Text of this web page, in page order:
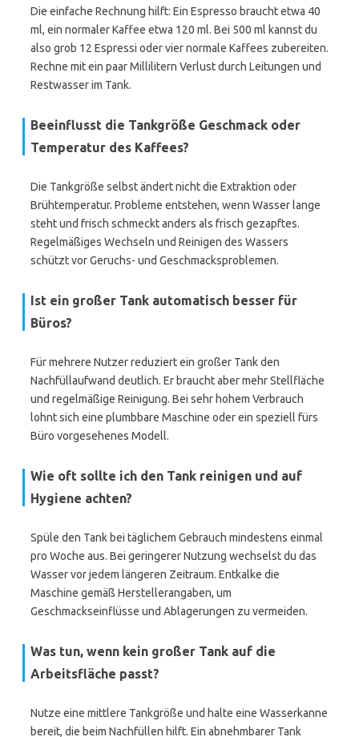
Die einfache Rechnung hilft: Ein Espresso braucht etwa 40
ml, ein normaler Kaffee etwa 120 ml. Bei 500 ml kannst du
also grob 12 Espressi oder vier normale Kaffees zubereiten.
Rechne mit ein paar Millilitern Verlust durch Leitungen und
Restwasser im Tank.
Beeinflusst die Tankgröße Geschmack oder
Temperatur des Kaffees?
Die Tankgröße selbst ändert nicht die Extraktion oder
Brühtemperatur. Probleme entstehen, wenn Wasser lange
steht und frisch schmeckt anders als frisch gezapftes.
Regelmäßiges Wechseln und Reinigen des Wassers
schützt vor Geruchs- und Geschmacksproblemen.
Ist ein großer Tank automatisch besser für
Büros?
Für mehrere Nutzer reduziert ein großer Tank den
Nachfüllaufwand deutlich. Er braucht aber mehr Stellfläche
und regelmäßige Reinigung. Bei sehr hohem Verbrauch
lohnt sich eine plumbbare Maschine oder ein speziell fürs
Büro vorgesehenes Modell.
Wie oft sollte ich den Tank reinigen und auf
Hygiene achten?
Spüle den Tank bei täglichem Gebrauch mindestens einmal
pro Woche aus. Bei geringerer Nutzung wechselst du das
Wasser vor jedem längeren Zeitraum. Entkalke die
Maschine gemäß Herstellerangaben, um
Geschmackseinflüsse und Ablagerungen zu vermeiden.
Was tun, wenn kein großer Tank auf die
Arbeitsfläche passt?
Nutze eine mittlere Tankgröße und halte eine Wasserkanne
bereit, die beim Nachfüllen hilft. Ein abnehmbarer Tank